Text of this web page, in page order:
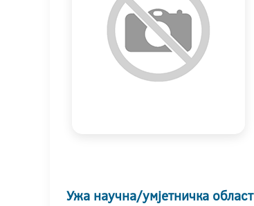
Ужа научна/умјетничка област